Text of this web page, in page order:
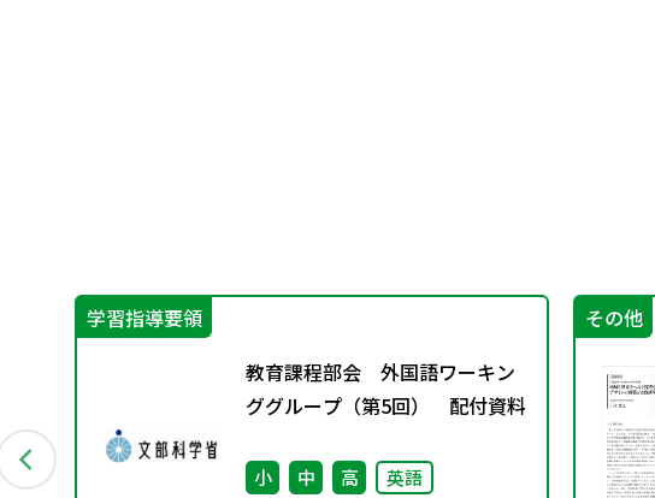
学習指導要領
教育課程部会 外国語ワーキン
ググループ（第5回） 配付資料
小 中 高 英語
その他